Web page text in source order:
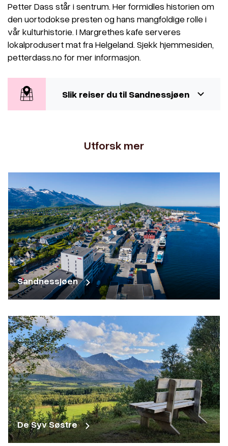
Petter Dass står i sentrum. Her formidles historien om
den uortodokse presten og hans mangfoldige rolle i
vår kulturhistorie. I Margrethes kafe serveres
lokalprodusert mat fra Helgeland. Sjekk hjemmesiden,
petterdass.no for mer informasjon.
Slik reiser du til Sandnessjøen
Utforsk mer
Sandnessjøen
De Syv Søstre